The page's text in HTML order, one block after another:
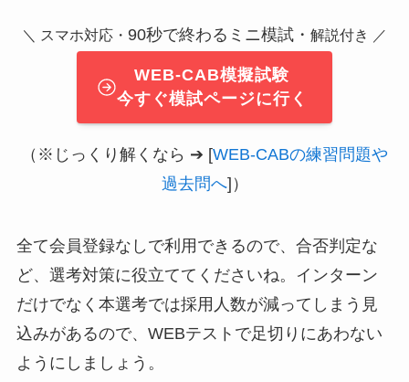
＼ スマホ対応・ 90秒で終わるミニ模試・ 解説付き ／
WEB-CAB模擬試験
今すぐ模試ページに行く
（※じっくり解くなら ➔ [WEB-CABの練習問題や
過去問へ]）
全て会員登録なしで利用できるので、合否判定な
ど、選考対策に役立ててくださいね。インターン
だけでなく本選考では採用人数が減ってしまう見
込みがあるので、WEBテストで足切りにあわない
ようにしましょう。